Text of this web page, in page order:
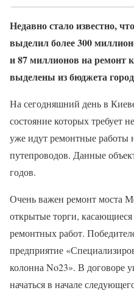
Недавно стало известно,
выделил более 300
и 87 миллионов на ремонт
выделены из бюджета
На сегодняшний день в
состояние которых требует
уже идут ремонтные работы
путепроводов. Данные
годов.
Очень важен ремонт моста
открытые торги,
ремонтных работ.
предприятие
колонна No23». В договоре
начаться в начале